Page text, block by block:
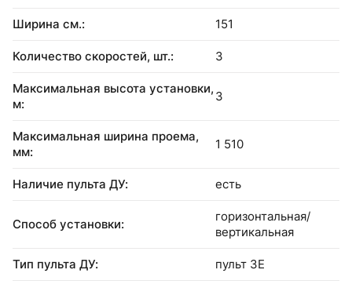
Ширина см.: 151
Количество скоростей, шт.: 3
Максимальная высота установки,
м:
3
Максимальная ширина проема,
мм:
1 510
Наличие пульта ДУ: есть
Способ установки:
горизонтальная/
вертикальная
Тип пульта ДУ: пульт 3Е